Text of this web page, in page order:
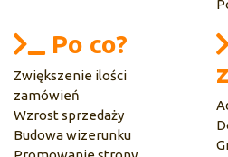
Po co?
Zwiększenie ilości
zamówień
Wzrost sprzedaży
Budowa wizerunku